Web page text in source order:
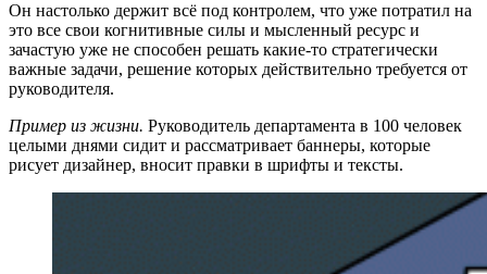
Он настолько держит всё под контролем, что уже потратил на
это все свои когнитивные силы и мысленный ресурс и
зачастую уже не способен решать какие-то стратегически
важные задачи, решение которых действительно требуется от
руководителя.
Пример из жизни. Руководитель департамента в 100 человек
целыми днями сидит и рассматривает баннеры, которые
рисует дизайнер, вносит правки в шрифты и тексты.